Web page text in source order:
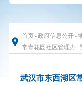
首页-政府信息公开-
常青花园社区管理办-
武汉市东西湖区